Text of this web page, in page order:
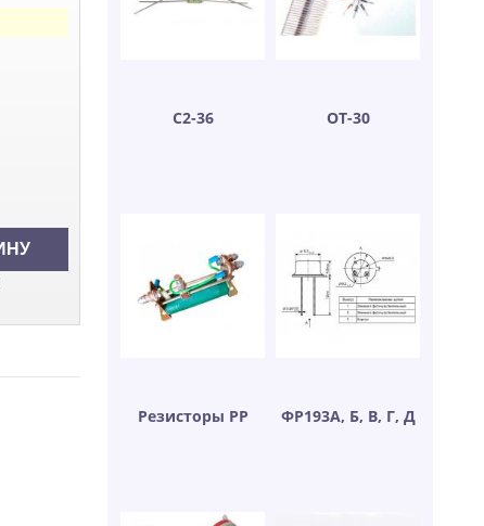
С2-36 ОТ-30
Резисторы РР ФР193А, Б, В, Г, Д